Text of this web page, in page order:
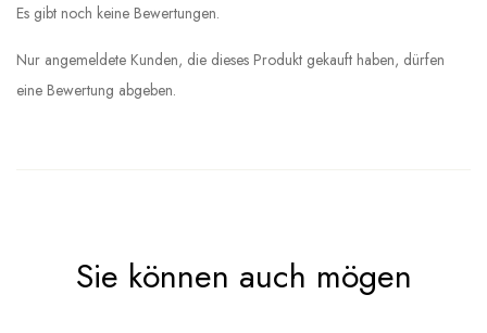
Es gibt noch keine Bewertungen.
Nur angemeldete Kunden, die dieses Produkt gekauft haben, dürfen
eine Bewertung abgeben.
Sie können auch mögen